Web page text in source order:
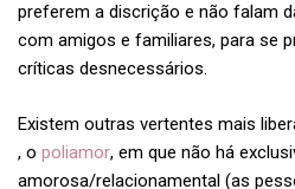
preferem a discrição e não falam
com amigos e familiares, para se
críticas desnecessários.
Existem outras vertentes mais
, o poliamor, em que não há
amorosa/relacionamental (as